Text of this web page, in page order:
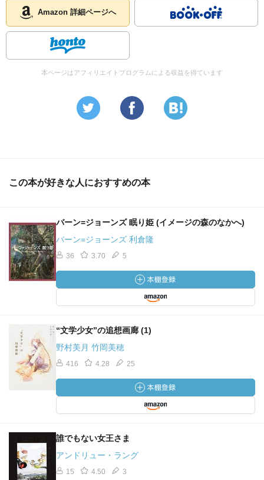
Amazon 詳細ページへ
本ページはアフィリエイトプログラムによる収益を得ています
この本が好きな人におすすめの本
バーン=ジョーンズ 眠り姫 (イメージの森のなかへ)
バーン=ジョーンズ 利倉隆
36 3.70 5
“文学少女”の追想画廊 (1)
野村美月 竹岡美穂
416 4.28 25
誰でもない女王さま
アンドリュー・ラング
15 4.50 3